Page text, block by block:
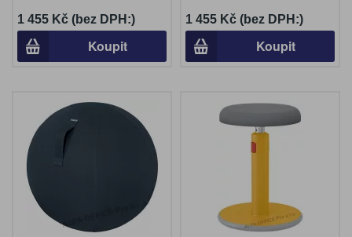
1 455 Kč (bez DPH:)
Koupit
1 455 Kč (bez DPH:)
Koupit